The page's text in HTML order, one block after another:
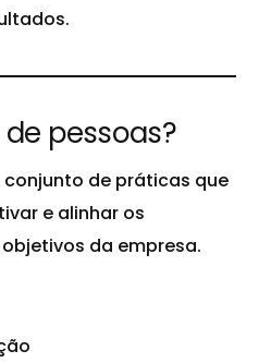
pessoas?
de práticas que
e alinhar os
da empresa.